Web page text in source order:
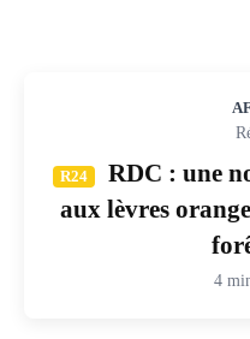
R24
RDC : une
aux lèvres
4